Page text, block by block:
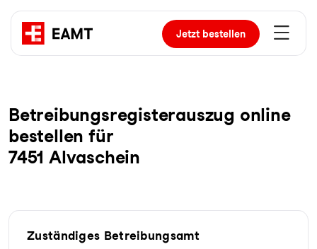
Jetztbestellen
Be­trei­bungs­re­gis­ter­aus­zug online
bestellen für
7451 Alvaschein
Zuständiges Betreibungsamt